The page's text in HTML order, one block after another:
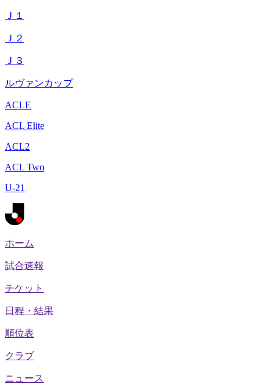
Ｊ１
Ｊ２
Ｊ３
ルヴァンカップ
ACLE
ACL Elite
ACL2
ACL Two
U-21
ホーム
試合速報
チケット
日程・結果
順位表
クラブ
ニュース